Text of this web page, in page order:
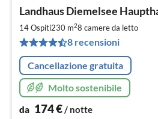
Landhaus Diemelsee
14 Ospiti230 m28 camere da letto
8 recensioni
Cancellazione gratuita
Molto sostenibile
da 174€/ notte